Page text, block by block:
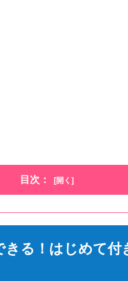
目次：
る！はじめて付